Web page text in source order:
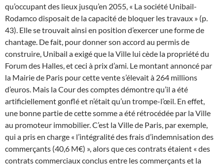
qu’occupant des lieux jusqu’en 2055, « La société Unibail-
Rodamco disposait de la capacité de bloquer les travaux » (p.
43). Elle se trouvait ainsi en position d’exercer une forme de
chantage. De fait, pour donner son accord au permis de
construire, Unibail a exigé que la Ville lui cède la propriété du
Forum des Halles, et ceci à prix d’ami. Le montant annoncé par
la Mairie de Paris pour cette vente s’élevait à 264 millions
d’euros. Mais la Cour des comptes démontre qu’il a été
artificiellement gonflé et n’était qu’un trompe-l’œil. En effet,
une bonne partie de cette somme a été rétrocédée par la Ville
au promoteur immobilier. C’est la Ville de Paris, par exemple,
qui a pris en charge « l’intégralité des frais d’indemnisation des
commerçants (40,6 M€) », alors que ces contrats étaient « des
contrats commerciaux conclus entre les commerçants et la